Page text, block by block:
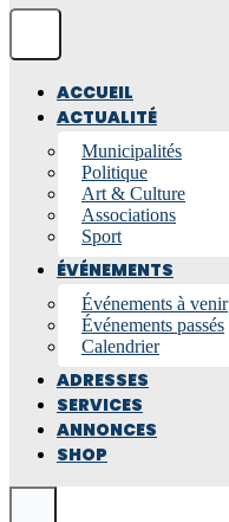
ACCUEIL
ACTUALITÉ
Municipalités
Politique
Art & Culture
Associations
Sport
ÉVÉNEMENTS
Événements à venir
Événements passés
Calendrier
ADRESSES
SERVICES
ANNONCES
SHOP